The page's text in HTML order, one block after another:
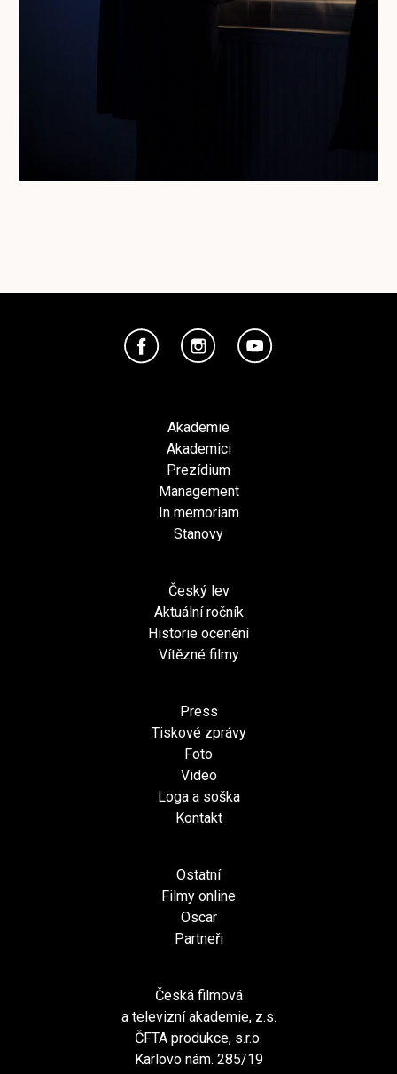
Akademie
Akademici
Prezídium
Management
In memoriam
Stanovy
Český lev
Aktuální ročník
Historie ocenění
Vítězné filmy
Press
Tiskové zprávy
Foto
Video
Loga a soška
Kontakt
Ostatní
Filmy online
Oscar
Partneři
Česká filmová
a televizní akademie, z.s.
ČFTA produkce, s.r.o.
Karlovo nám. 285/19